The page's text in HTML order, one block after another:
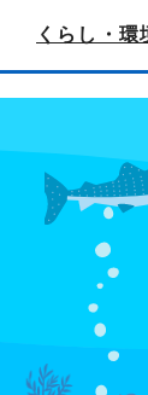
くらし・環